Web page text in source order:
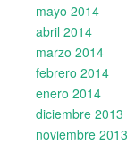
mayo 2014
abril 2014
marzo 2014
febrero 2014
enero 2014
diciembre 2013
noviembre 2013